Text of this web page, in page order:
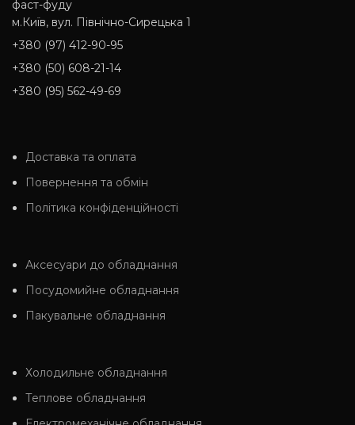
фаст-фуду
м.Київ, вул. Північно-Сирецька 1
+380 (97) 412-90-95
+380 (50) 608-21-14
+380 (95) 562-49-69
Доставка та оплата
Повернення та обмін
Політика конфіденційності
Аксесуари до обладнання
Посудомийне обладнання
Пакувальне обладнання
Холодильне обладнання
Теплове обладнання